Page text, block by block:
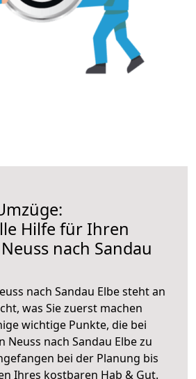
Hilfe für Ihren
nach Sandau
nach Sandau Elbe steht an
was Sie zuerst machen
wichtige Punkte, die bei
Neuss nach Sandau Elbe zu
bei der Planung bis
Ihres kostbaren Hab & Gut.